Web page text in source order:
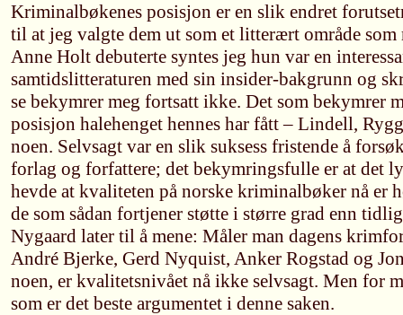
Kriminalbøkenes posisjon er en slik endret
til at jeg valgte dem ut som et litterært område som
Anne Holt debuterte syntes jeg hun var en
samtidslitteraturen med sin insider-bakgrunn og
se bekymrer meg fortsatt ikke. Det som bekymrer
posisjon halehenget hennes har fått – Lindell,
noen. Selvsagt var en slik suksess fristende å
forlag og forfattere; det bekymringsfulle er at det
hevde at kvaliteten på norske kriminalbøker nå er
de som sådan fortjener støtte i større grad enn
Nygaard later til å mene: Måler man dagens
André Bjerke, Gerd Nyquist, Anker Rogstad og
noen, er kvalitetsnivået nå ikke selvsagt. Men for
som er det beste argumentet i denne saken.